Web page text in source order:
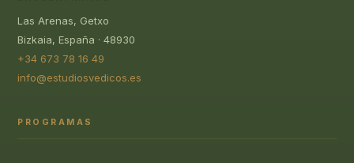
Las Arenas, Getxo
Bizkaia, España · 48930
+34 673 78 16 49
info@estudiosvedicos.es
PROGRAMAS